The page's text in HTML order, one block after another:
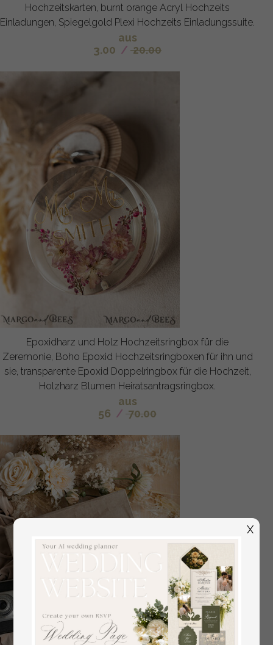
Hochzeitskarten, burnt orange Acryl Hochzeits
Einladungen, Spiegelgold Plexi Hochzeits Einladungssuite.
aus
3.00 / 20.00
Epoxidharz und Holz Hochzeitsringbox für die
Zeremonie, Boho Epoxid Hochzeitsringboxen für ihn und
sie, transparente Epoxid Doppelringbox für die Hochzeit,
Holzharz Blumen Heiratsantragsringbox.
aus
56 / 70.00
X